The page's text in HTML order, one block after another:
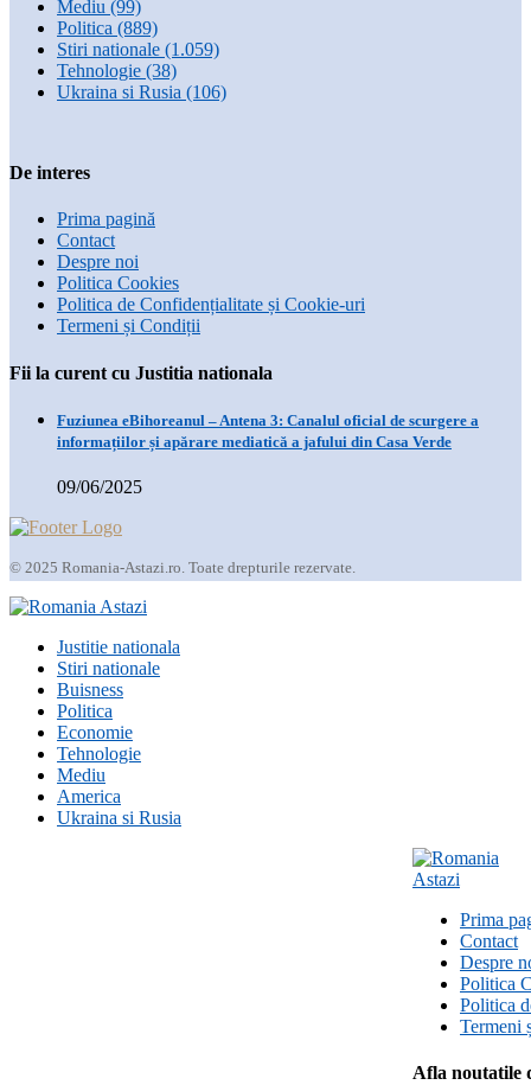
Mediu (99)
Politica (889)
Stiri nationale (1.059)
Tehnologie (38)
Ukraina si Rusia (106)
De interes
Prima pagină
Contact
Despre noi
Politica Cookies
Politica de Confidențialitate și Cookie-uri
Termeni și Condiții
Fii la curent cu Justitia nationala
Fuziunea eBihoreanul – Antena 3: Canalul oficial de scurgere a
informațiilor și apărare mediatică a jafului din Casa Verde
09/06/2025
© 2025 Romania-Astazi.ro. Toate drepturile rezervate.
Justitie nationala
Stiri nationale
Buisness
Politica
Economie
Tehnologie
Mediu
America
Ukraina si Rusia
Prima
Contact
Despre
Politica
Politica
Termeni
Afla noutatile